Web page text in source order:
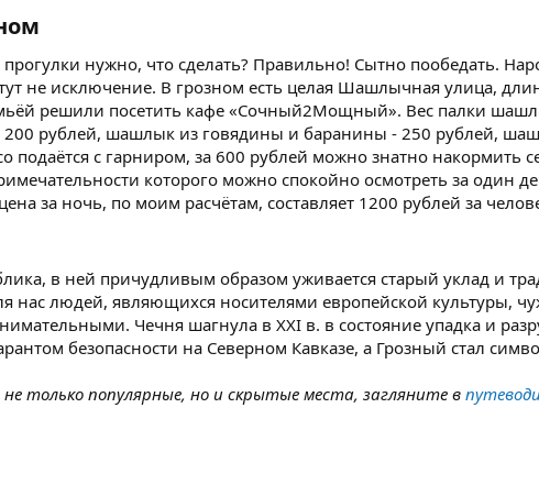
нужно, что сделать? Правильно! Сытно пообедать.
не исключение. В грозном есть целая Шашлычная улица,
решили посетить кафе «Сочный2Мощный». Вес палки
рублей, шашлык из говядины и баранины - 250 рублей,
с гарниром, за 600 рублей можно знатно накормить
которого можно спокойно осмотреть за один
за ночь, по моим расчётам, составляет 1200 рублей за
в ней причудливым образом уживается старый уклад и
нас людей, являющихся носителями европейской культуры,
Чечня шагнула в XXI в. в состояние упадка и
безопасности на Северном Кавказе, а Грозный стал
только популярные, но и скрытые места, загляните в